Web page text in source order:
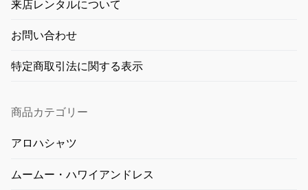
来店レンタルについて
お問い合わせ
特定商取引法に関する表示
商品カテゴリー
アロハシャツ
ムームー・ハワイアンドレス